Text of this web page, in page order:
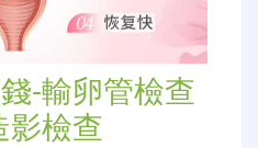
-輸卵管檢查
影檢查